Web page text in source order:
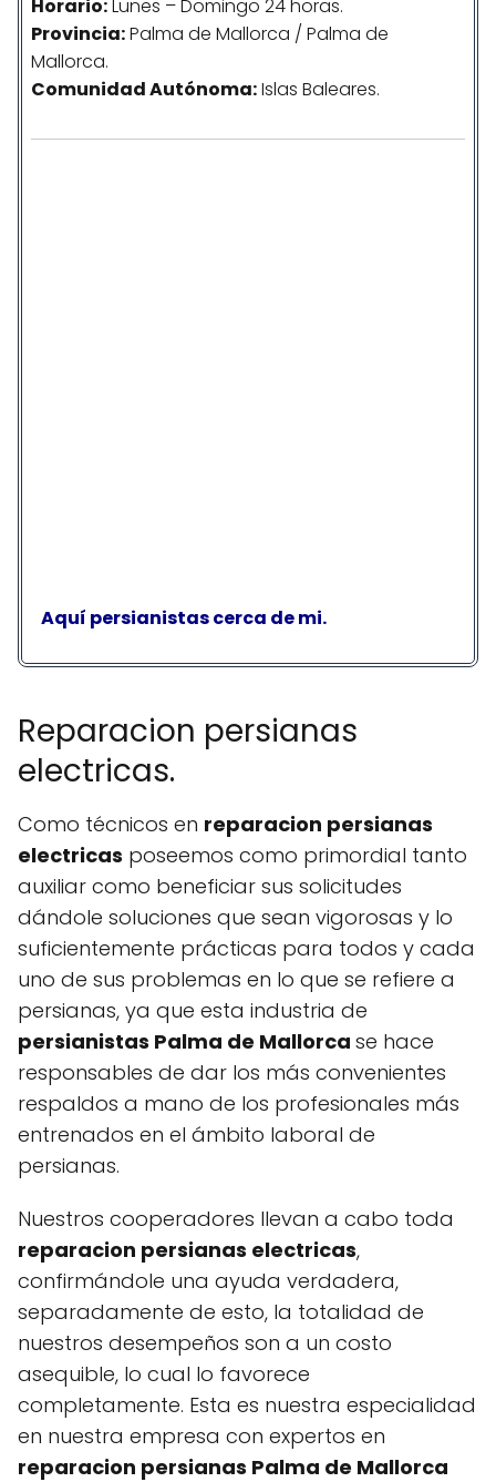
Horario:Lunes – Domingo 24 horas.
Provincia:Palma de Mallorca / Palma de
Mallorca.
ComunidadAutónoma:Islas Baleares.
Aquí persianistas cerca de mi.
Reparacion persianas
electricas.
Como técnicos en reparacion persianas
electricas poseemos como primordial tanto
auxiliar como beneficiar sus solicitudes
dándole soluciones que sean vigorosas y lo
suficientemente prácticas para todos y cada
uno de sus problemas en lo que se refiere a
persianas, ya que esta industria de
persianistas Palma de Mallorca se hace
responsables de dar los más convenientes
respaldos a mano de los profesionales más
entrenados en el ámbito laboral de
persianas.
Nuestros cooperadores llevan a cabo toda
reparacion persianas electricas,
confirmándole una ayuda verdadera,
separadamente de esto, la totalidad de
nuestros desempeños son a un costo
asequible, lo cual lo favorece
completamente. Esta es nuestra especialidad
en nuestra empresa con expertos en
reparacion persianas Palma de Mallorca